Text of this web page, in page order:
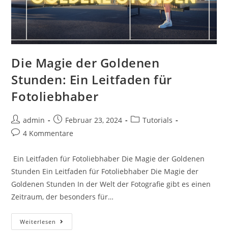
Die Magie der Goldenen
Stunden: Ein Leitfaden für
Fotoliebhaber
admin Februar 23, 2024
Tutorials
4 Kommentare
Ein Leitfaden für Fotoliebhaber Die Magie der Goldenen
Stunden Ein Leitfaden für Fotoliebhaber Die Magie der
Goldenen Stunden In der Welt der Fotografie gibt es einen
Zeitraum, der besonders für…
Weiterlesen